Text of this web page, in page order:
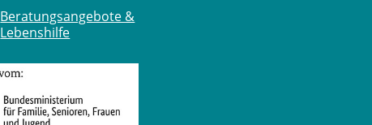
Beratungsangebote &
Lebenshilfe